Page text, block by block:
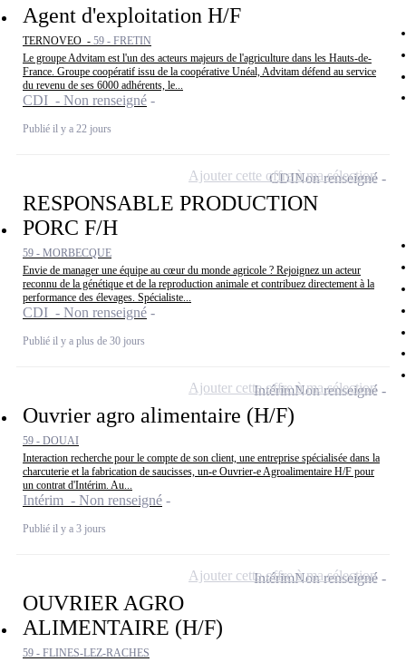
Agent d'exploitation H/F
TERNOVEO - 59 - FRETIN
Le groupe Advitam est l'un des acteurs majeurs de l'agriculture dans les Hauts-de-
France. Groupe coopératif issu de la coopérative Unéal, Advitam défend au service
du revenu de ses 6000 adhérents, le...
CDI - Non renseigné
Publié il y a 22 jours
RESPONSABLE PRODUCTION
PORC F/H
59 - MORBECQUE
Envie de manager une équipe au cœur du monde agricole ? Rejoignez un acteur
reconnu de la génétique et de la reproduction animale et contribuez directement à la
performance des élevages. Spécialiste...
CDI - Non renseigné
Publié il y a plus de 30 jours
CDINon renseigné
Ajouter cette offre à ma sélection
Ouvrier agro alimentaire (H/F)
59 - DOUAI
Interaction recherche pour le compte de son client, une entreprise spécialisée dans la
charcuterie et la fabrication de saucisses, un-e Ouvrier-e Agroalimentaire H/F pour
un contrat d'Intérim. Au...
Intérim - Non renseigné
Publié il y a 3 jours
IntérimNon renseigné
Ajouter cette offre à ma sélection
OUVRIER AGRO
ALIMENTAIRE (H/F)
59 - FLINES-LEZ-RACHES
IntérimNon renseigné
Ajouter cette offre à ma sélection